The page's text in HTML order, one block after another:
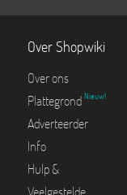
Over Shopwiki
Over ons
Plattegrond Nieuw!
Adverteerder
Info
Hulp &
Veelgestelde